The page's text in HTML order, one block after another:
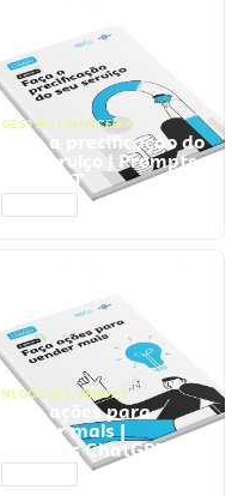
GESTÃO FINANCEIRA
Faça a precificação do
seu serviço | Prompts
ChatGPT
NEGÓCIOS, VENDAS
Faça ações para
vender mais |
Prompts ChatGPT